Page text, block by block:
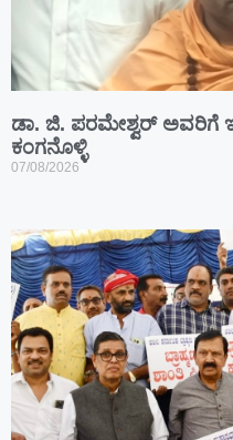
ಡಾ. ಜಿ. ಪರಮೇಶ್ವರ್ ಅವರಿಗೆ
ಕಂಗನೊಳ್ಳಿ
07/08/2026